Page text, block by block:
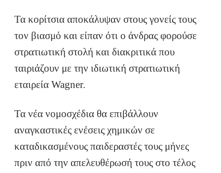
Τα κορίτσια αποκάλυψαν στους γονείς τους
τον βιασμό και είπαν ότι ο άνδρας φορούσε
στρατιωτική στολή και διακριτικά που
ταιριάζουν με την ιδιωτική στρατιωτική
εταιρεία Wagner.
Τα νέα νομοσχέδια θα επιβάλλουν
αναγκαστικές ενέσεις χημικών σε
καταδικασμένους παιδεραστές τους μήνες
πριν από την απελευθέρωσή τους στο τέλος